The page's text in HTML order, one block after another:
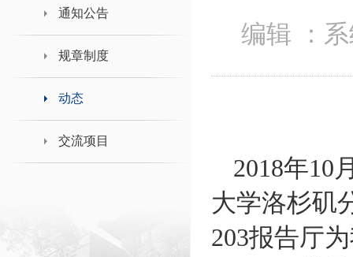
通知公告
规章制度
动态
交流项目
编辑 ：
2018年10
大学洛杉矶
203报告厅